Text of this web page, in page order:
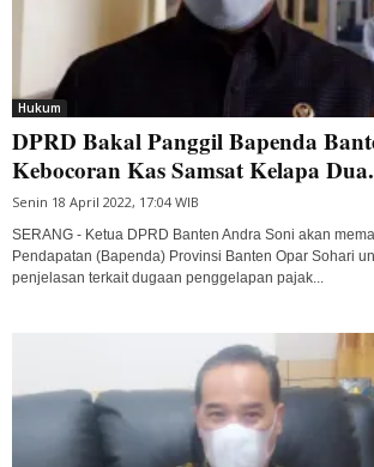
Hukum
DPRD Bakal Panggil Bapenda
Kebocoran Kas Samsat Kelapa
Senin 18 April 2022, 17:04 WIB
SERANG - Ketua DPRD Banten Andra Soni akan
Pendapatan (Bapenda) Provinsi Banten Opar Sohari
penjelasan terkait dugaan penggelapan pajak...